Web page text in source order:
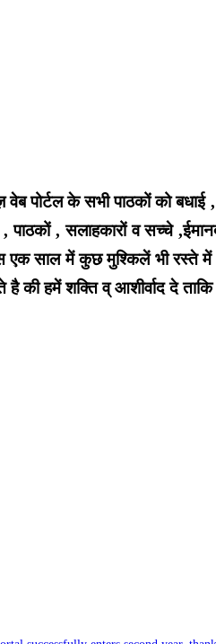
वेब पोर्टल के सभी पाठकों को
पाठकों , सलाहकारों व सच्चे
एक साल में कुछ मुश्किलें भी रस्ते
है की हमें शक्ति व् आशीर्वाद दे